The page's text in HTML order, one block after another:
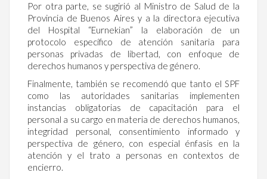
Por otra parte, se sugirió al Ministro de Salud de la
Provincia de Buenos Aires y a la directora ejecutiva
del Hospital “Eurnekian” la elaboración de un
protocolo específico de atención sanitaria para
personas privadas de libertad, con enfoque de
derechos humanos y perspectiva de género.
Finalmente, también se recomendó que tanto el SPF
como las autoridades sanitarias implementen
instancias obligatorias de capacitación para el
personal a su cargo en materia de derechos humanos,
integridad personal, consentimiento informado y
perspectiva de género, con especial énfasis en la
atención y el trato a personas en contextos de
encierro.